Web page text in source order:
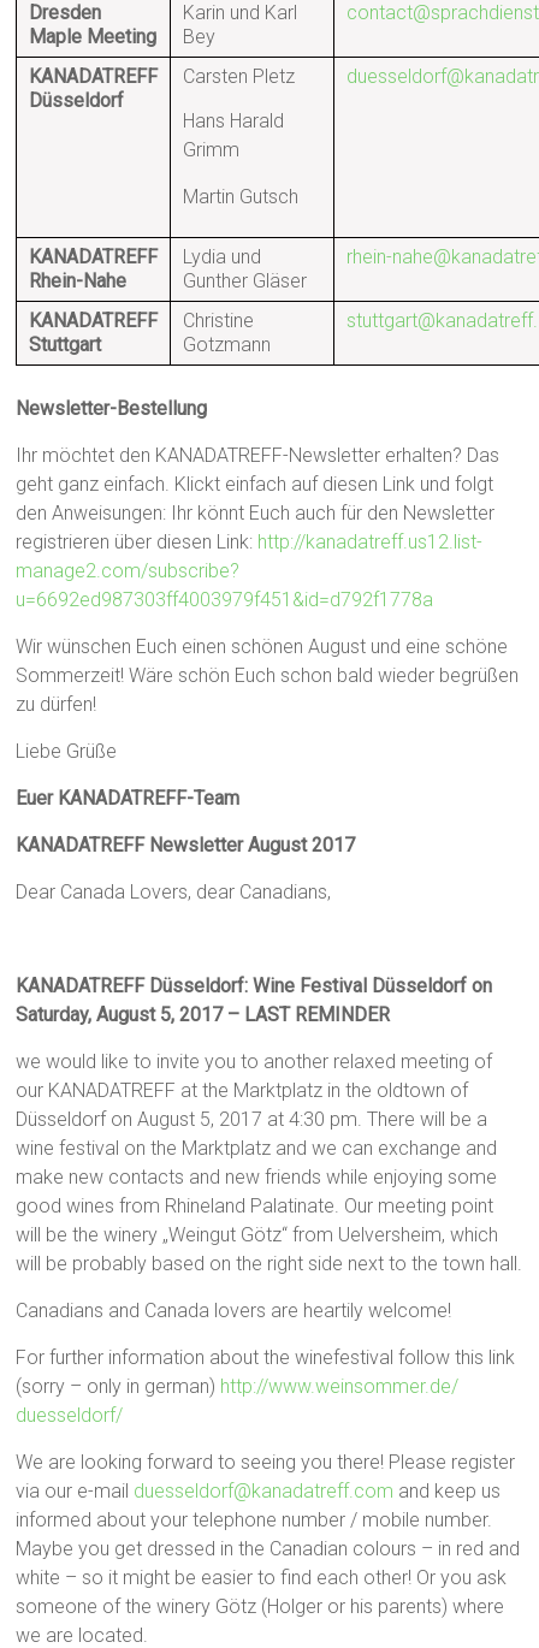
Dresden
Maple Meeting
Karin und Karl
Bey
KANADATREFF
Düsseldorf
Carsten Pletz
Hans Harald
Grimm
Martin Gutsch
KANADATREFF
Rhein-Nahe
Lydia und
Gunther Gläser
rhein-
KANADATREFF
Stuttgart
Christine
Gotzmann
Newsletter-Bestellung
Ihr möchtet den KANADATREFF-Newsletter erhalten? Das
geht ganz einfach. Klickt einfach auf diesen Link und folgt
den Anweisungen: Ihr könnt Euch auch für den Newsletter
registrieren über diesen Link: http://kanadatreff.us12.list-
manage2.com/subscribe?
u=6692ed987303ff4003979f451&id=d792f1778a
Wir wünschen Euch einen schönen August und eine schöne
Sommerzeit! Wäre schön Euch schon bald wieder begrüßen
zu dürfen!
Liebe Grüße
Euer KANADATREFF-Team
KANADATREFF Newsletter August 2017
Dear Canada Lovers, dear Canadians,
KANADATREFF Düsseldorf: Wine Festival Düsseldorf on
Saturday, August 5, 2017 – LAST REMINDER
we would like to invite you to another relaxed meeting of
our KANADATREFF at the Marktplatz in the oldtown of
Düsseldorf on August 5, 2017 at 4:30 pm. There will be a
wine festival on the Marktplatz and we can exchange and
make new contacts and new friends while enjoying some
good wines from Rhineland Palatinate. Our meeting point
will be the winery „Weingut Götz“ from Uelversheim, which
will be probably based on the right side next to the town hall.
Canadians and Canada lovers are heartily welcome!
For further information about the winefestival follow this link
(sorry – only in german) http://www.weinsommer.de/
duesseldorf/
We are looking forward to seeing you there! Please register
via our e-mail duesseldorf@kanadatreff.com and keep us
informed about your telephone number / mobile number.
Maybe you get dressed in the Canadian colours – in red and
white – so it might be easier to find each other! Or you ask
someone of the winery Götz (Holger or his parents) where
we are located.